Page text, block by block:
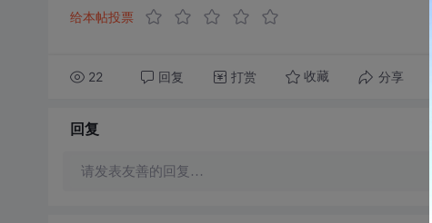
给本帖投票
22 回复 打赏 收藏 分享
回复
请发表友善的回复…